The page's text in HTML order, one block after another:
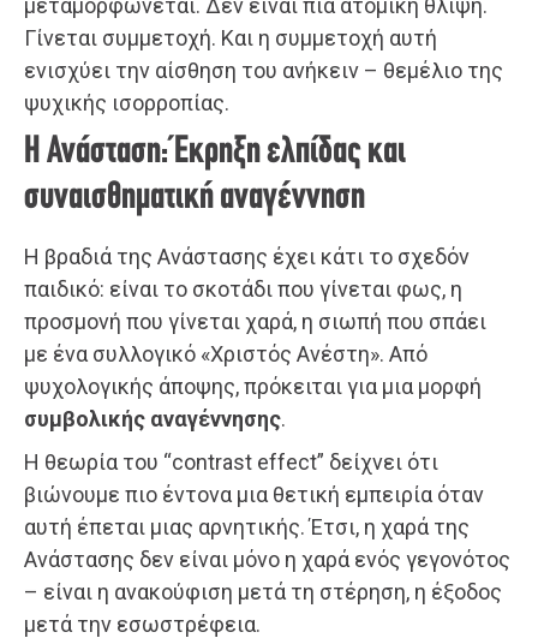
μεταμορφώνεται. Δεν είναι πια ατομική θλίψη.
Γίνεται συμμετοχή. Και η συμμετοχή αυτή
ενισχύει την αίσθηση του ανήκειν – θεμέλιο της
ψυχικής ισορροπίας.
Η Ανάσταση: Έκρηξη ελπίδας και
συναισθηματική αναγέννηση
Η βραδιά της Ανάστασης έχει κάτι το σχεδόν
παιδικό: είναι το σκοτάδι που γίνεται φως, η
προσμονή που γίνεται χαρά, η σιωπή που σπάει
με ένα συλλογικό «Χριστός Ανέστη». Από
ψυχολογικής άποψης, πρόκειται για μια μορφή
συμβολικής αναγέννησης.
Η θεωρία του “contrast effect” δείχνει ότι
βιώνουμε πιο έντονα μια θετική εμπειρία όταν
αυτή έπεται μιας αρνητικής. Έτσι, η χαρά της
Ανάστασης δεν είναι μόνο η χαρά ενός γεγονότος
– είναι η ανακούφιση μετά τη στέρηση, η έξοδος
μετά την εσωστρέφεια.